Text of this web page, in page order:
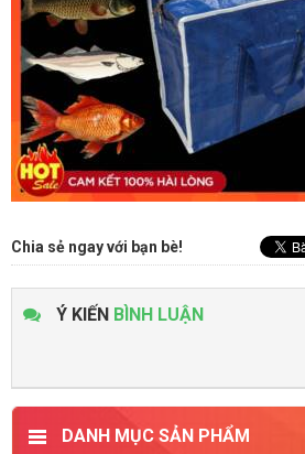
Chia sẻ ngay với bạn bè!
Ý KIẾN BÌNH LUẬN
DANH MỤC SẢN PHẨM